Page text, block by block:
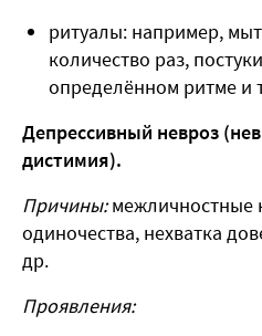
ритуалы: например,
количество раз,
определённом ритме и
Депрессивный невроз
дистимия).
Причины:межличностные
одиночества, нехватка
др.
Проявления: